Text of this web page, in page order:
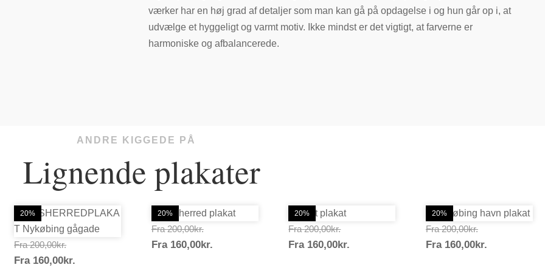
værker har en høj grad af detaljer som man kan gå på opdagelse i og hun går op i, at
udvælge et hyggeligt og varmt motiv. Ikke mindst er det vigtigt, at farverne er
harmoniske og afbalancerede.
ANDRE KIGGEDE PÅ
Lignende plakater
20%
Fra 200,00kr.Prisinterval:
200,00kr.
Fra 160,00kr.
20%
Fra 200,00kr.Prisinterval:
200,00kr.
Fra 160,00kr.Prisinterval:
20%
Fra 200,00kr.Prisinterval:
200,00kr.
Fra 160,00kr.
20%
Fra 200,00kr.Prisinterval:
200,00kr.
Fra 160,00kr.